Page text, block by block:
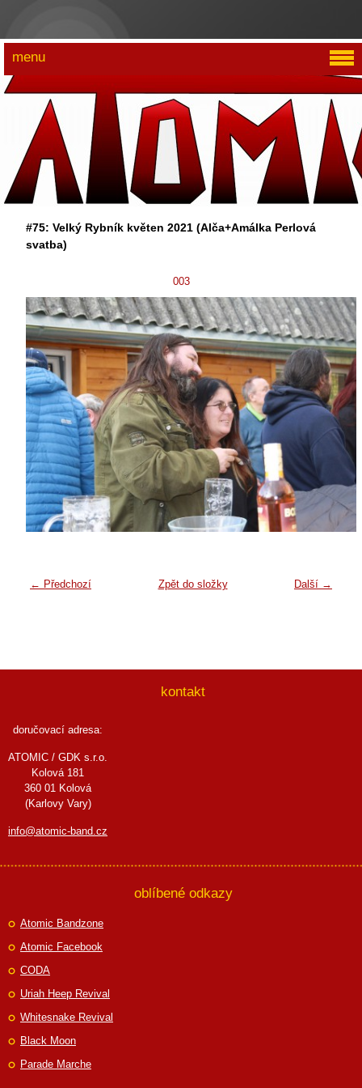
#75: Velký Rybník květen 2021 (Alča+Amálka Perlová
svatba)
003
← Předchozí Další →
Zpět do složky
menu
kontakt
doručovací adresa:
ATOMIC / GDK s.r.o.
Kolová 181
360 01 Kolová
(Karlovy Vary)
info@atomic-band.cz
oblíbené odkazy
Atomic Bandzone
Atomic Facebook
CODA
Uriah Heep Revival
Whitesnake Revival
Black Moon
Parade Marche